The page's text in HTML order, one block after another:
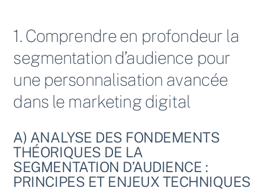
1. Comprendre en profondeur la
segmentation d’audience pour
une personnalisation avancée
dans le marketing digital
A) ANALYSE DES FONDEMENTS
THÉORIQUES DE LA
SEGMENTATION D’AUDIENCE :
PRINCIPES ET ENJEUX TECHNIQUES